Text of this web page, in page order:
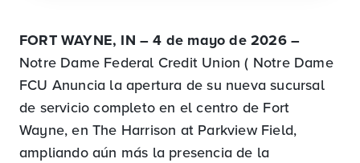
FORT WAYNE, IN – 4 de mayo de 2026 –
Notre Dame Federal Credit Union ( Notre Dame
FCU Anuncia la apertura de su nueva sucursal
de servicio completo en el centro de Fort
Wayne, en The Harrison at Parkview Field,
ampliando aún más la presencia de la